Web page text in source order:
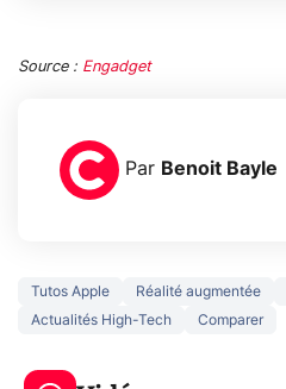
Source : Engadget
Par Benoit Bayle
Tutos Apple Réalité augmentée
Actualités High-Tech
Comparer
5 générations de
jeux dans la